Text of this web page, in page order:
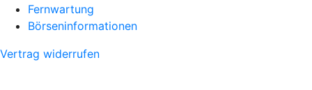
Fernwartung
Börseninformationen
Vertrag widerrufen